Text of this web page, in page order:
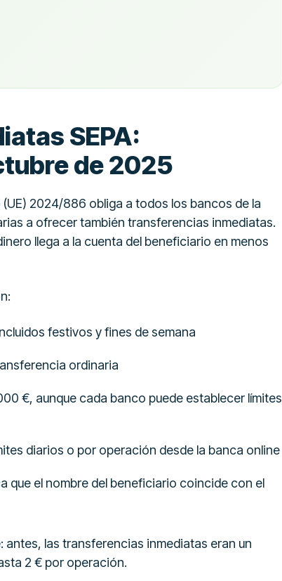
SEPA:
de 2025
2024/886 obliga a todos los bancos de la
a ofrecer también transferencias inmediatas.
llega a la cuenta del beneficiario en menos
festivos y fines de semana
ordinaria
€, aunque cada banco puede establecer límites
diarios o por operación desde la banca online
que el nombre del beneficiario coincide con el
las transferencias inmediatas eran un
2 € por operación.